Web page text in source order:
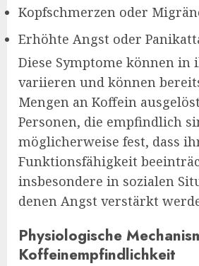
Kopfschmerzen oder
Erhöhte Angst oder
Diese Symptome können
variieren und können
Mengen an Koffein
Personen, die empfindlich
möglicherweise fest, dass
Funktionsfähigkeit
insbesondere in sozialen
denen Angst verstärkt
Physiologische
Koffeinempfindlichkeit